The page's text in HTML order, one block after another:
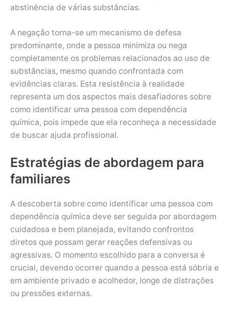
abstinência de várias substâncias.
A negação torna-se um mecanismo de defesa
predominante, onde a pessoa minimiza ou nega
completamente os problemas relacionados ao uso de
substâncias, mesmo quando confrontada com
evidências claras. Esta resistência à realidade
representa um dos aspectos mais desafiadores sobre
como identificar uma pessoa com dependência
química, pois impede que ela reconheça a necessidade
de buscar ajuda profissional.
Estratégias de abordagem para
familiares
A descoberta sobre como identificar uma pessoa com
dependência química deve ser seguida por abordagem
cuidadosa e bem planejada, evitando confrontos
diretos que possam gerar reações defensivas ou
agressivas. O momento escolhido para a conversa é
crucial, devendo ocorrer quando a pessoa está sóbria e
em ambiente privado e acolhedor, longe de distrações
ou pressões externas.